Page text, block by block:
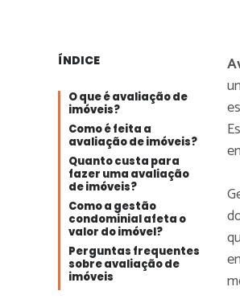
ÍNDICE
O que é avaliação de
imóveis?
Como é feita a
avaliação de imóveis?
Quanto custa para
fazer uma avaliação
de imóveis?
Como a gestão
condominial afeta o
valor do imóvel?
Perguntas frequentes
sobre avaliação de
imóveis